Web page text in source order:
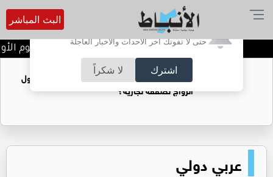
أترغب في تفعيل الإشعارات؟
حتى لا تفوتك آخر الأحداث والأخبار العاجلة
اشترك لا شكراً
البث المباشر
تتويج الفرق الفائزة في اليوم
فتيات يستغللنه لتحقيق مكاسب مادية.. هل تحول
الزواج لصفقة تجارية؟
عربي دولي